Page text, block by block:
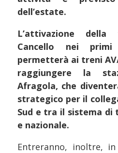
dell’estate.
L’attivazione
Cancello nei
permetterà ai treni
raggiungere la
Afragola, che
strategico per il
Sud e tra il sistema
e nazionale.
Entreranno, inoltre,